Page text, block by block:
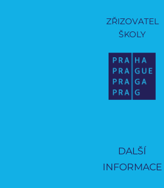
ZŘIZOVATEL
ŠKOLY
DALŠÍ
INFORMACE